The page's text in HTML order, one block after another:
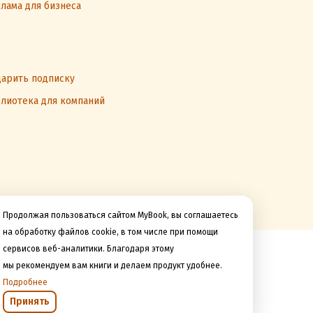
Продолжая пользоваться сайтом MyBook, вы соглашаетесь
на обработку файлов cookie, в том числе при помощи
сервисов веб-аналитики. Благодаря этому
мы рекомендуем вам книги и делаем продукт удобнее.
Подробнее
Принять
для бизнеса
подписку
для компаний